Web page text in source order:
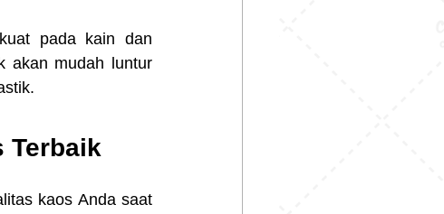
pada kain dan
akan mudah luntur
Terbaik
kaos Anda saat